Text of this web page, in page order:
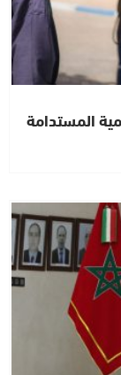
المستدامة